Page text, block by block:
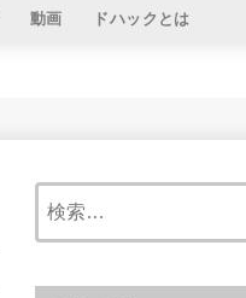
動画 ドハックとは